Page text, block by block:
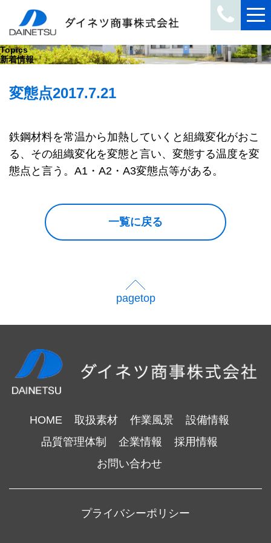
Topics
新着情報
変態点2017.7.21
鉄鋼材料を常温から加熱していくと組織変化がおこ
る、その組織変化を変態と言い、変態する温度を変
態点と言う。A1・A2・A3変態点等がある。
一覧に戻る
pagetop
HOME 取扱素材 作業風景
設備情報
品質管理体制
企業情報
採用情報
お問い合わせ
プライバシーポリシー